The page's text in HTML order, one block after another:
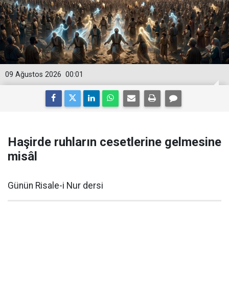
00:01
09 Ağustos 2026
Haşirde ruhların cesetlerine gelmesine
misâl
Günün Risale-i Nur dersi